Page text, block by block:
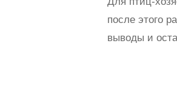
после этого
выводы и